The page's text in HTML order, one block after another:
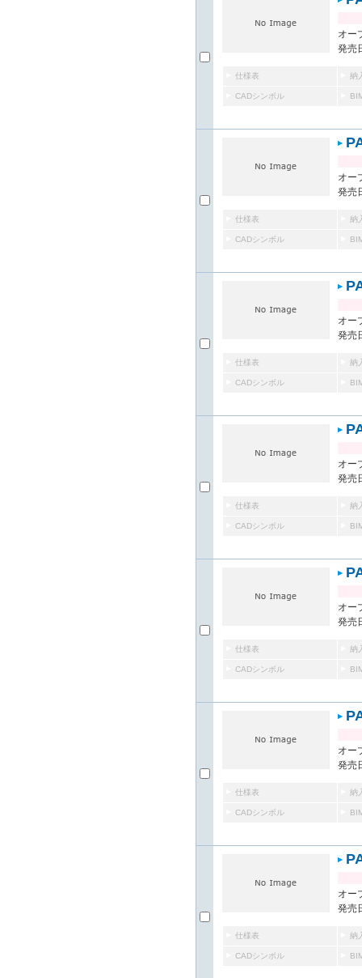
オー
発売
仕様表 納
CADシンボル
オー
発売
仕様表 納
CADシンボル
オー
発売
仕様表 納
CADシンボル
オー
発売
仕様表 納
CADシンボル
オー
発売
仕様表 納
CADシンボル
オー
発売
仕様表 納
CADシンボル
オー
発売
仕様表 納
CADシンボル